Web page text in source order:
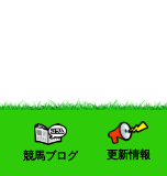
競馬ブログ 更新情報